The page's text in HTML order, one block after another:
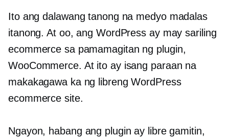
Ito ang dalawang tanong na medyo madalas
itanong. At oo, ang WordPress ay may sariling
ecommerce sa pamamagitan ng plugin,
WooCommerce. At ito ay isang paraan na
makakagawa ka ng libreng WordPress
ecommerce site.
Ngayon, habang ang plugin ay libre gamitin,